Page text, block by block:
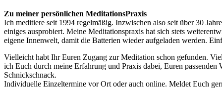
Zu meiner persönlichen MeditationsPraxis
Ich meditiere seit 1994 regelmäßig. Inzwischen also seit über 30
einiges ausprobiert. Meine Meditationspraxis hat sich stets
eigene Innenwelt, damit die Batterien wieder aufgeladen werden.
Vielleicht habt Ihr Euren Zugang zur Meditation schon gefunden.
ich Euch durch meine Erfahrung und Praxis dabei, Euren
Schnickschnack.
Individuelle Einzeltermine vor Ort oder auch online. Meldet Euch